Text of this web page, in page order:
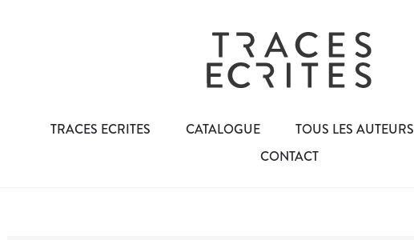
TRACES ECRITES CATALOGUE TOUS LES AUTEURS
CONTACT